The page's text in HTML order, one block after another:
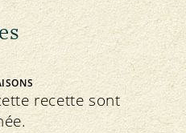
recette sont